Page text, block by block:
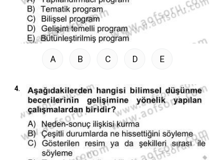
A B C D E
4.